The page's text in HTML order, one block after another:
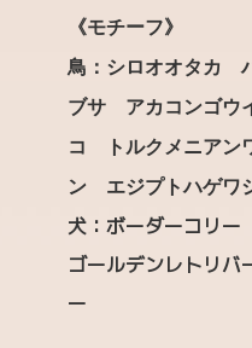
《モチーフ》
鳥：シロオオタカ
ブサ アカコンゴウ
コ トルクメニアン
ン エジプトハゲワ
犬：ボーダーコリ
ゴールデンレトリ
ー